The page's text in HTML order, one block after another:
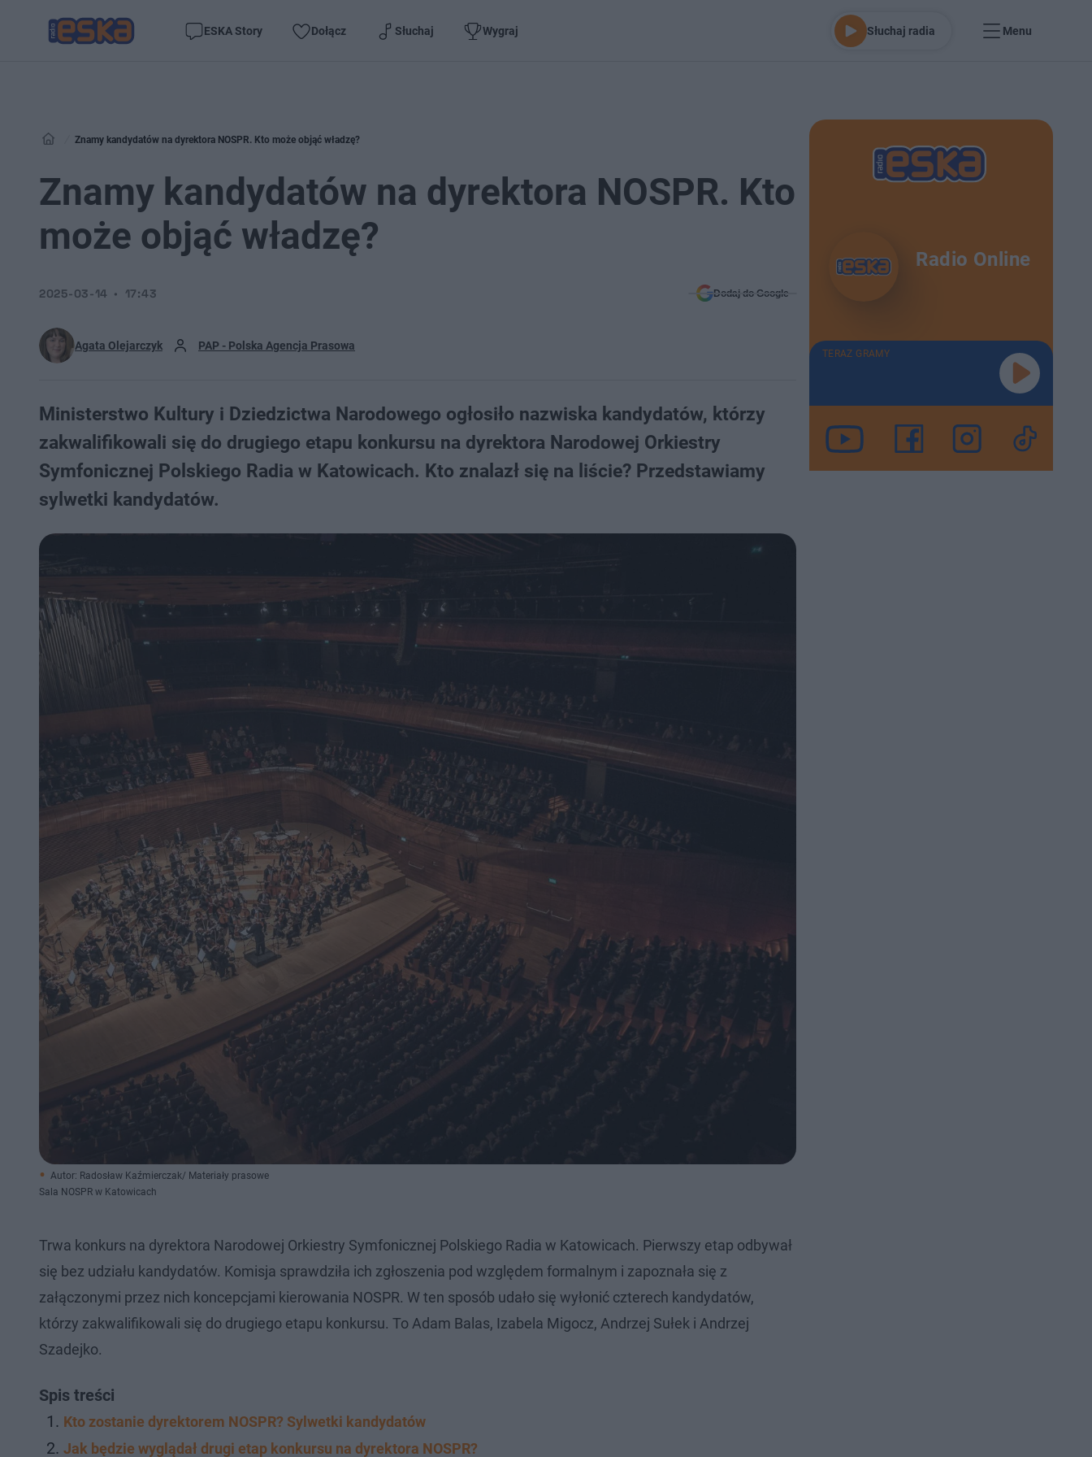
ESKA Story Dołącz Słuchaj Wygraj Słuchaj radia Menu
Znamy kandydatów na dyrektora NOSPR. Kto może objąć władzę?
Znamy kandydatów na dyrektora NOSPR. Kto
może objąć władzę?
Agata Olejarczyk PAP - Polska Agencja Prasowa
2025-03-14 17:43 Dodaj do Google
Ministerstwo Kultury i Dziedzictwa Narodowego ogłosiło nazwiska kandydatów, którzy
zakwalifikowali się do drugiego etapu konkursu na dyrektora Narodowej Orkiestry
Symfonicznej Polskiego Radia w Katowicach. Kto znalazł się na liście? Przedstawiamy
sylwetki kandydatów.
Autor: Radosław Kaźmierczak/ Materiały prasowe
Sala NOSPR w Katowicach
Trwa konkurs na dyrektora Narodowej Orkiestry Symfonicznej Polskiego Radia w Katowicach. Pierwszy etap odbywał
się bez udziału kandydatów. Komisja sprawdziła ich zgłoszenia pod względem formalnym i zapoznała się z
załączonymi przez nich koncepcjami kierowania NOSPR. W ten sposób udało się wyłonić czterech kandydatów,
którzy zakwalifikowali się do drugiego etapu konkursu. To Adam Balas, Izabela Migocz, Andrzej Sułek i Andrzej
Szadejko.
Spis treści
Kto zostanie dyrektorem NOSPR? Sylwetki kandydatów
Jak będzie wyglądał drugi etap konkursu na dyrektora NOSPR?
Radio Online
TERAZ GRAMY